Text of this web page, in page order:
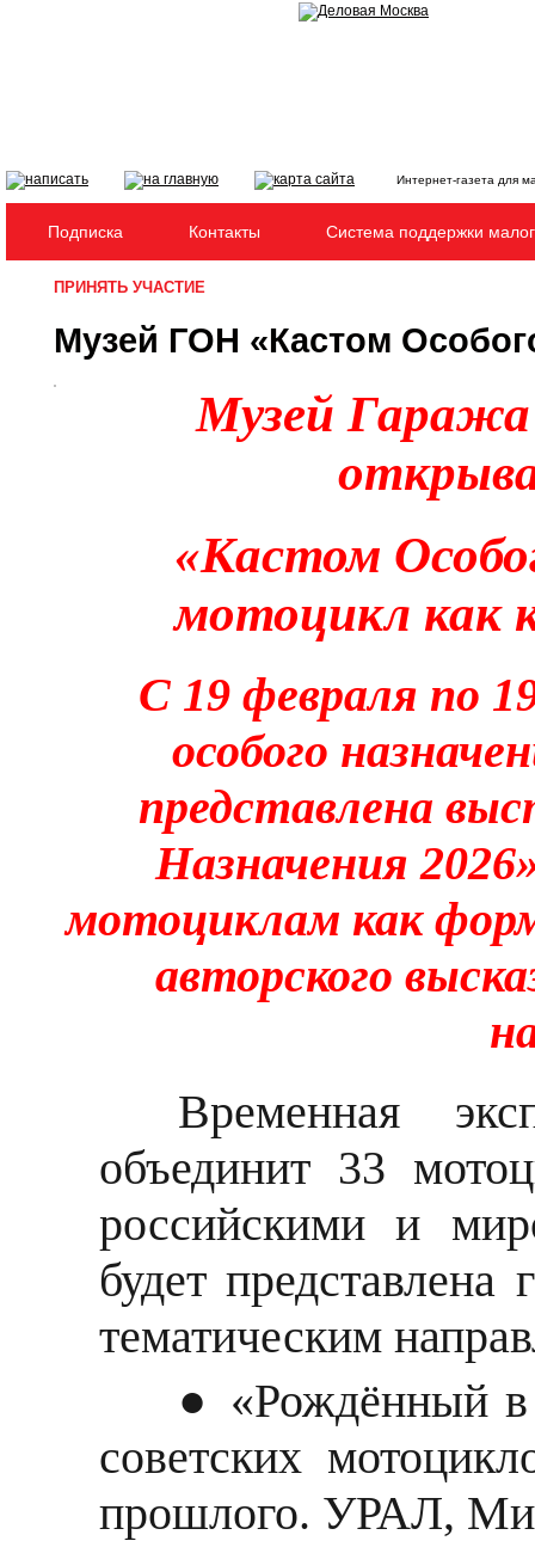
Интернет-газета для
Подписка Контакты Система поддержки
ПРИНЯТЬ УЧАСТИЕ
Музей ГОН «Кастом
Музей Гаража
«Кастом
мотоцикл как
С 19 февраля по
особого
представлена
Назначения
мотоциклам как
авторского
Временная
объединит 33
российскими и
будет
тематическим
● «Рождённый
советских
прошлого. УРАЛ,